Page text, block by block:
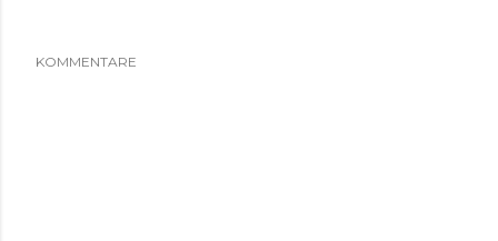
KOMMENTARE